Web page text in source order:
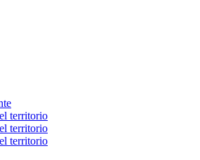
territorio
territorio
territorio